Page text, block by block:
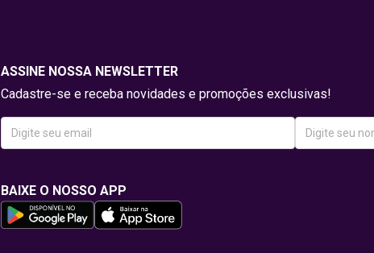
ASSINE NOSSA NEWSLETTER
Cadastre-se e receba novidades e promoções exclusivas!
BAIXE O NOSSO APP